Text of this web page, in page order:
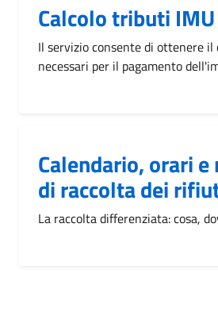
Calcolo tributi IMU
Il servizio consente di ottenere il
necessari per il pagamento
Calendario, orari
di raccolta dei
La raccolta differenziata: cosa,